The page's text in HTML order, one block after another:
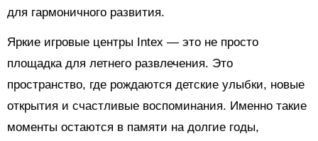
для гармоничного развития.
Яркие игровые центры Intex — это не просто
площадка для летнего развлечения. Это
пространство, где рождаются детские улыбки, новые
открытия и счастливые воспоминания. Именно такие
моменты остаются в памяти на долгие годы,